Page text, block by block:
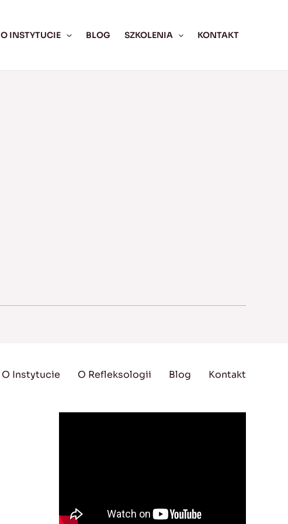
O INSTYTUCIE BLOG SZKOLENIA KONTAKT
O Instytucie O Refleksologii Blog Kontakt